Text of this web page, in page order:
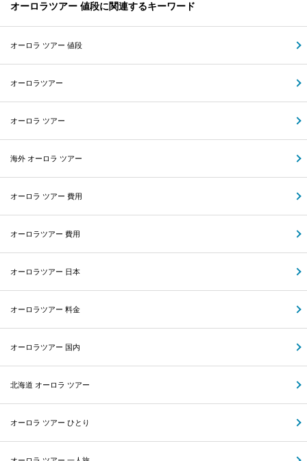
オーロラツアー 値段に関連するキーワード
オーロラ ツアー 値段
オーロラツアー
オーロラ ツアー
海外 オーロラ ツアー
オーロラ ツアー 費用
オーロラツアー 費用
オーロラツアー 日本
オーロラツアー 料金
オーロラツアー 国内
北海道 オーロラ ツアー
オーロラ ツアー ひとり